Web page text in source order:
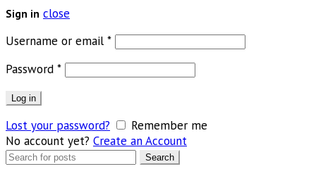
Sign in close
Username or email *Обязательно
Password *Обязательно
Log in
Lost your password?
Remember me
No account yet? Create an Account
Search
Search